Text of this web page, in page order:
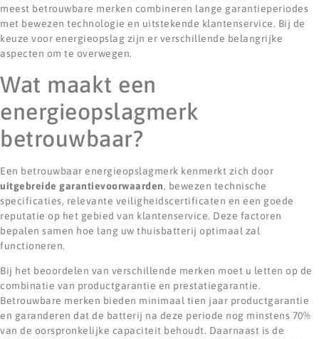
meest betrouwbare merken combineren lange garantieperiodes
met bewezen technologie en uitstekende klantenservice. Bij de
keuze voor energieopslag zijn er verschillende belangrijke
aspecten om te overwegen.
Wat maakt een
energieopslagmerk
betrouwbaar?
Een betrouwbaar energieopslagmerk kenmerkt zich door
uitgebreide garantievoorwaarden, bewezen technische
specificaties, relevante veiligheidscertificaten en een goede
reputatie op het gebied van klantenservice. Deze factoren
bepalen samen hoe lang uw thuisbatterij optimaal zal
functioneren.
Bij het beoordelen van verschillende merken moet u letten op de
combinatie van productgarantie en prestatiegarantie.
Betrouwbare merken bieden minimaal tien jaar productgarantie
en garanderen dat de batterij na deze periode nog minstens 70%
van de oorspronkelijke capaciteit behoudt. Daarnaast is de